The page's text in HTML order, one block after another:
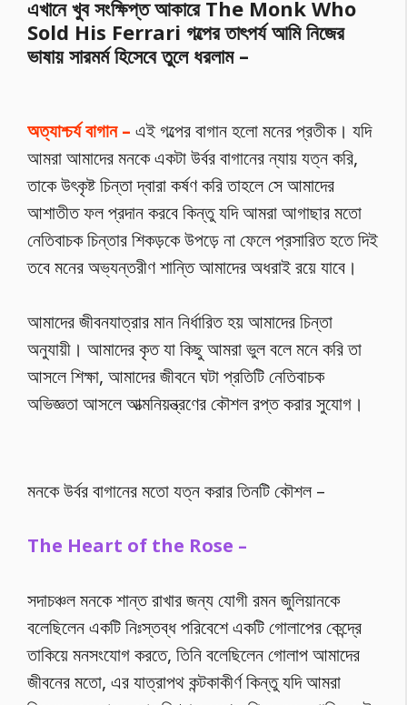
এখানে খুব সংক্ষিপ্ত আকারে The Monk Who
Sold His Ferrari গল্পের তাৎপর্য আমি নিজের
ভাষায় সারমর্ম হিসেবে তুলে ধরলাম –
অত্যাশ্চর্য বাগান – এই গল্পের বাগান হলো মনের প্রতীক। যদি
আমরা আমাদের মনকে একটা উর্বর বাগানের ন্যায় যত্ন করি,
তাকে উৎকৃষ্ট চিন্তা দ্বারা কর্ষণ করি তাহলে সে আমাদের
আশাতীত ফল প্রদান করবে কিন্তু যদি আমরা আগাছার মতো
নেতিবাচক চিন্তার শিকড়কে উপড়ে না ফেলে প্রসারিত হতে দিই
তবে মনের অভ্যন্তরীণ শান্তি আমাদের অধরাই রয়ে যাবে।
আমাদের জীবনযাত্রার মান নির্ধারিত হয় আমাদের চিন্তা
অনুযায়ী। আমাদের কৃত যা কিছু আমরা ভুল বলে মনে করি তা
আসলে শিক্ষা, আমাদের জীবনে ঘটা প্রতিটি নেতিবাচক
অভিজ্ঞতা আসলে আত্মনিয়ন্ত্রণের কৌশল রপ্ত করার সুযোগ।
মনকে উর্বর বাগানের মতো যত্ন করার তিনটি কৌশল –
The Heart of the Rose –
সদাচঞ্চল মনকে শান্ত রাখার জন্য যোগী রমন জুলিয়ানকে
বলেছিলেন একটি নিঃস্তব্ধ পরিবেশে একটি গোলাপের কেন্দ্রে
তাকিয়ে মনসংযোগ করতে, তিনি বলেছিলেন গোলাপ আমাদের
জীবনের মতো, এর যাত্রাপথ কন্টকাকীর্ণ কিন্তু যদি আমরা